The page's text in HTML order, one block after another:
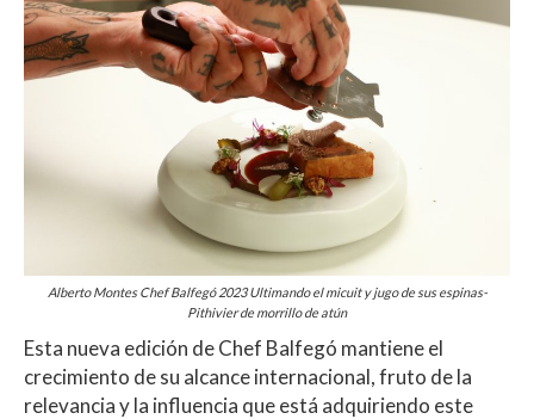
Alberto Montes Chef Balfegó 2023 Ultimando el micuit y jugo de sus espinas-
Pithivier de morrillo de atún
Esta nueva edición de Chef Balfegó mantiene el
crecimiento de su alcance internacional, fruto de la
relevancia y la influencia que está adquiriendo este